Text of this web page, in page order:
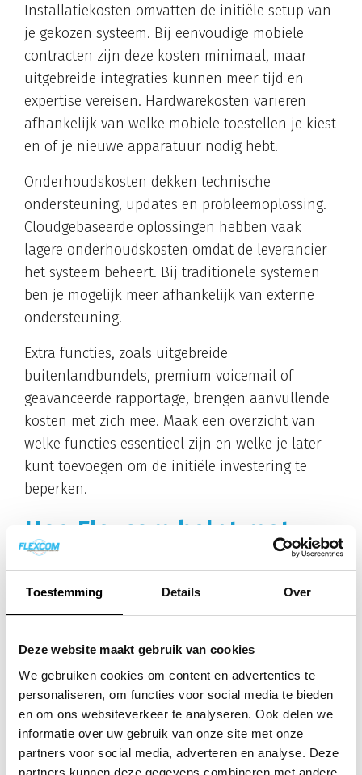
Toestemming Details Over
Deze website maakt gebruik van cookies
We gebruiken cookies om content en advertenties te
personaliseren, om functies voor social media te bieden
en om ons websiteverkeer te analyseren. Ook delen we
informatie over uw gebruik van onze site met onze
partners voor social media, adverteren en analyse. Deze
partners kunnen deze gegevens combineren met andere
Installatiekosten omvatten de initiële setup van
je gekozen systeem. Bij eenvoudige mobiele
contracten zijn deze kosten minimaal, maar
uitgebreide integraties kunnen meer tijd en
expertise vereisen. Hardwarekosten variëren
afhankelijk van welke mobiele toestellen je kiest
en of je nieuwe apparatuur nodig hebt.
Onderhoudskosten dekken technische
ondersteuning, updates en probleemoplossing.
Cloudgebaseerde oplossingen hebben vaak
lagere onderhoudskosten omdat de leverancier
het systeem beheert. Bij traditionele systemen
ben je mogelijk meer afhankelijk van externe
ondersteuning.
Extra functies, zoals uitgebreide
buitenlandbundels, premium voicemail of
geavanceerde rapportage, brengen aanvullende
kosten met zich mee. Maak een overzicht van
welke functies essentieel zijn en welke je later
kunt toevoegen om de initiële investering te
beperken.
Hoe Flexcom helpt met
mobiele
telefonieoplossingen
mobiele telefoniebehoeften, van traditionele
mobiele contracten tot geavanceerde vast-
mobielintegratie. Als KPN Business Partner
hebben we toegang tot betrouwbare netwerken
en zakelijke tarieven die perfect aansluiten bij